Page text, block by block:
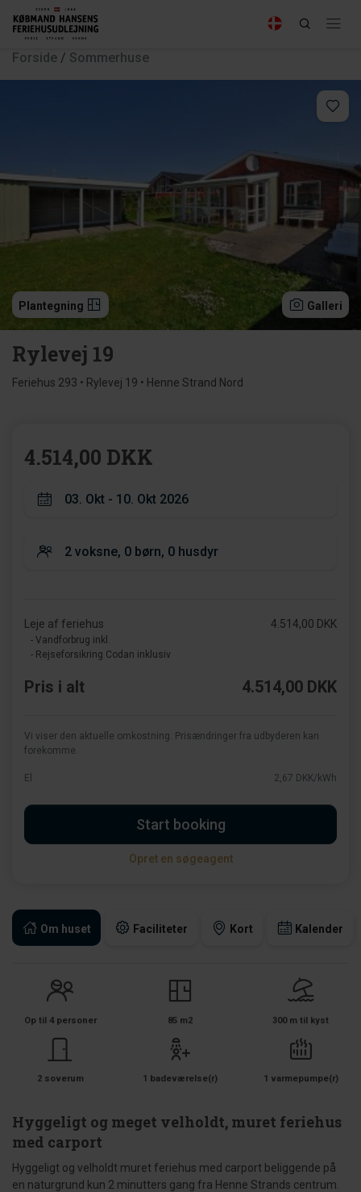
Forside / Sommerhuse
Plantegning Galleri
Rylevej 19
Feriehus 293 • Rylevej 19 • Henne Strand Nord
Om huset Faciliteter Kort Kalender
Op til 4 personer 85 m2 300 m til kyst
2 soverum 1 badeværelse(r) 1 varmepumpe(r)
Hyggeligt og meget velholdt, muret feriehus
med carport
Hyggeligt og velholdt muret feriehus med carport beliggende på
en naturgrund kun 2 minutters gang fra Henne Strands centrum.
4.514,00 DKK
Leje af feriehus
- Vandforbrug inkl.
- Rejseforsikring Codan inklusiv
4.514,00 DKK
Pris i alt 4.514,00 DKK
Vi viser den aktuelle omkostning. Prisændringer fra udbyderen kan
forekomme.
El 2,67 DKK/kWh
Start booking
Opret en søgeagent